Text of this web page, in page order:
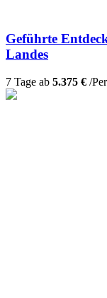
Geführte
Landes
7 Tage ab 5.375 € /